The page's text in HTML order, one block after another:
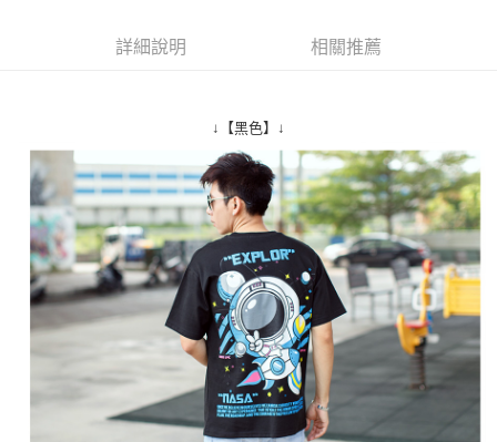
AFTEE先享後付是「在收到商品之後才付款」的支付方式。 讓您購物簡單
３．安心：先確認商品／服務後，再付款。
【「AFTEE先享後付」結帳流程】
１．於結帳方式選擇「AFTEE先享後付」後，將跳轉至「AFTEE先享後付」
結帳頁面，進行簡訊認證並確認金額後，即可完成結帳。
２．訂單成立數日內，您將收到繳費通知簡訊。
３．收到繳費通知簡訊後14天內，點擊此簡訊中的連結，可透過四大超商／
ATM／網路銀行／等多元方式進行付款，方視為交易完成。
※ 請注意：結帳手續完成當下不需立刻繳費，但若您需要取消訂單，請聯絡
購買商品的店家。未經商家同意取消之訂單仍視為有效，需透過AFTEE先享
後付繳納相關費用。
※ 交易是否成功請以「AFTEE先享後付 」之結帳頁面顯示為準，若有關於
是否繳費成功／繳費後需取消欲退款等相關疑問，請聯繫「AFTEE先享後付
客戶支援中心」https://netprotections.freshdesk.com/support/home
【注意事項】
每筆NT$80，滿NT$1,800(含以上)免運費
先付款後全家取貨
每筆NT$80，滿NT$1,800(含以上)免運費
7-11付款取貨
每筆NT$80，滿NT$1,800(含以上)免運費
先付款後7-11取貨
每筆NT$80，滿NT$1,800(含以上)免運費
詳細說明 相關推薦
↓【黑色】↓